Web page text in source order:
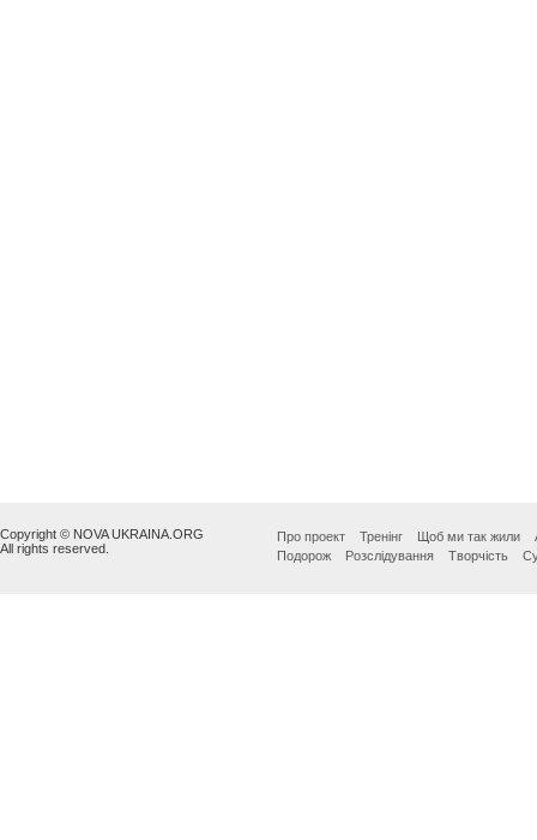
Copyright © NOVA UKRAINA.ORG
All rights reserved.
Про проект Тренінг Щоб ми так жили
Подорож
Розслідування Творчість